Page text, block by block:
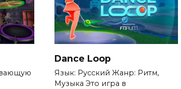
Dance Loop
Язык: Русский Жанр: Ритм,
Музыка Это игра в